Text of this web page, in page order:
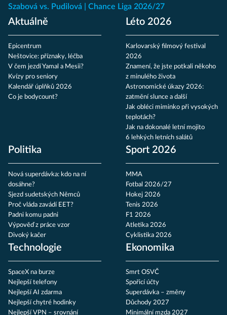
Szabová vs. Pudilová
Chance Liga 2026/27
Aktuálně
Epicentrum
Neštovice: příznaky, léčba
V čem jezdí Yamal a Mesii?
Kvízy pro seniory
Kalendář úplňků 2026
Co je bodycount?
Léto 2026
Karlovarský filmový festival
2026
Znamení, že jste potkali někoho
z minulého života
Astronomické úkazy 2026:
zatmění slunce a další
Jak obléci miminko při vysokých
teplotách?
Jak na dokonalé letní mojito
6 lehkých letních salátů
Politika
Nová superdávka: kdo na ní
dosáhne?
Sjezd sudetských Němců
Proč vláda zavádí EET?
Padni komu padni
Výpověď z práce vzor
Divoký kačer
Sport 2026
MMA
Fotbal 2026/27
Hokej 2026
Tenis 2026
F1 2026
Atletika 2026
Cyklistika 2026
Technologie
SpaceX na burze
Nejlepší telefony
Nejlepší AI zdarma
Nejlepší chytré hodinky
Nejlepší VPN – srovnání
Ekonomika
Smrt OSVČ
Spořicí účty
Superdávka – změny
Důchody 2027
Minimální mzda 2027